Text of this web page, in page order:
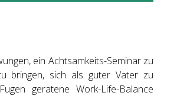
ein Achtsamkeits-Seminar zu
bringen, sich als guter Vater zu
geratene Work-Life-Balance